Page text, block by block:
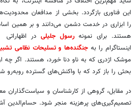
این فناوری بازگردد. بخشی از مدافعان
را ابزاری در خدمت دشمن می‌دانند و بر همین
هستند. برای نمونهرسول جلیلی در
اینستاگرام را بهجنگنده‌ها و تسلیحات نظامی
موشک اژدری که به ناو دنا خورد، هستند. اگر چه
بحثی را باز کرد که با واکنش‌های گسترده روبه‌رو
در مقابل، گروهی از کارشناسان و سیاست‌گذاران
تصمیم‌گیری‌های پرهزینه منجر شود. حسام‌الدین